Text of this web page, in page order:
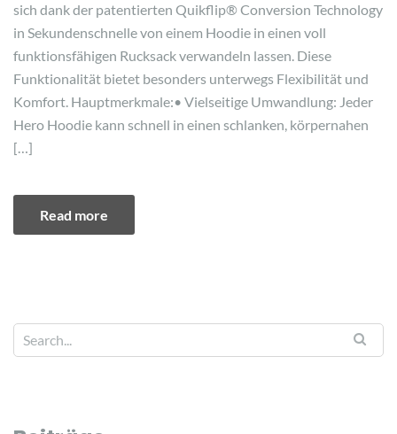
sich dank der patentierten Quikflip® Conversion Technology
in Sekundenschnelle von einem Hoodie in einen voll
funktionsfähigen Rucksack verwandeln lassen. Diese
Funktionalität bietet besonders unterwegs Flexibilität und
Komfort. Hauptmerkmale:• Vielseitige Umwandlung: Jeder
Hero Hoodie kann schnell in einen schlanken, körpernahen
[…]
Read more